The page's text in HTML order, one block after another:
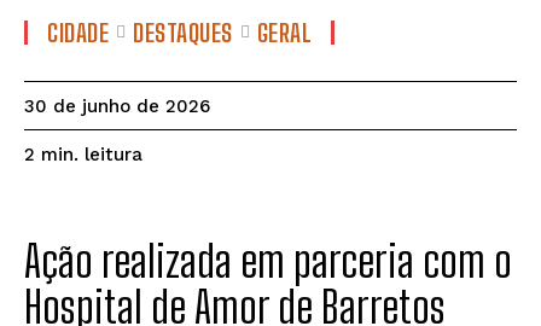
CIDADE DESTAQUES GERAL
30 de junho de 2026
2 min. leitura
Ação realizada em parceria com o
Hospital de Amor de Barretos